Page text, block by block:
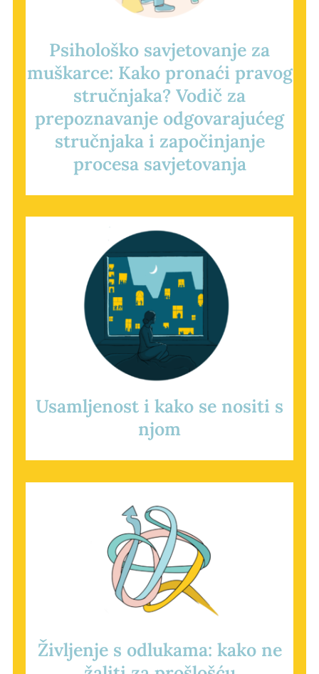
Psihološko savjetovanje za
muškarce: Kako pronaći pravog
stručnjaka? Vodič za
prepoznavanje odgovarajućeg
stručnjaka i započinjanje
procesa savjetovanja
Usamljenost i kako se nositi s
njom
Življenje s odlukama: kako ne